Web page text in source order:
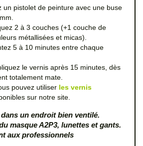
un pistolet de peinture avec une buse
2 à 3 couches (+1 couche de
métallisées et micas).
5 à 10 minutes entre chaque
le vernis après 15 minutes, dès
totalement mate.
pouvez utiliser les vernis
sur notre site.
un endroit bien ventilé.
masque A2P3, lunettes et gants.
aux professionnels